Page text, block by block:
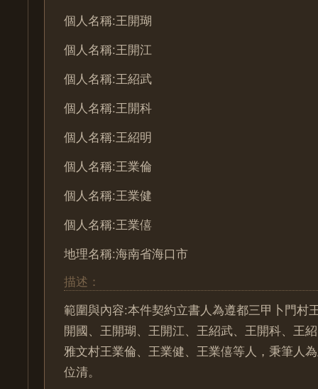
個人名稱:王開瑚
個人名稱:王開江
個人名稱:王紹武
個人名稱:王開科
個人名稱:王紹明
個人名稱:王業倫
個人名稱:王業健
個人名稱:王業僖
地理名稱:海南省海口市
描述：
範圍與內容:本件契約立書人為遵都三甲卜門村
開國、王開瑚、王開江、王紹武、王開科、王
雅文村王業倫、王業健、王業僖等人，秉筆人
位清。